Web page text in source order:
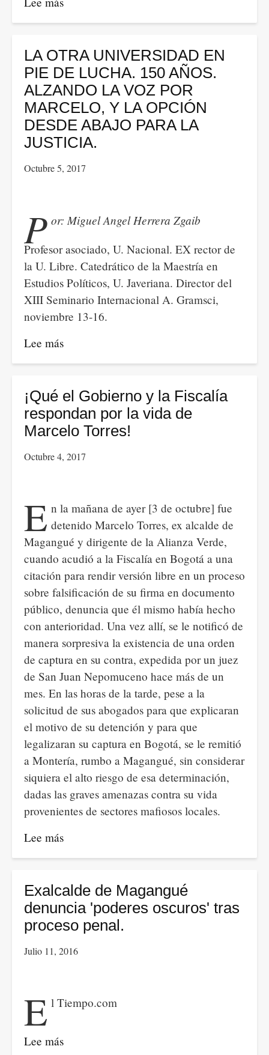
El
caso
de
la
detención
de
Marcelo
LA OTRA UNIVERSIDAD EN
PIE DE LUCHA. 150 AÑOS.
ALZANDO LA VOZ POR
MARCELO, Y LA OPCIÓN
DESDE ABAJO PARA LA
JUSTICIA.
Octubre 5, 2017
P or: Miguel Angel Herrera Zgaib
Profesor asociado, U. Nacional. EX rector de
la U. Libre. Catedrático de la Maestría en
Estudios Políticos, U. Javeriana. Director del
XIII Seminario Internacional A. Gramsci,
noviembre 13-16.
Lee más
LA
UNIVERSIDAD
EN
PIE
LUCHA.
ALZANDO
LA
VOZ
POR
MARCELO,
Y
LA
OPCIÓN
DESDE
ABAJO
PARA
LA
JUSTICIA.
¡Qué el Gobierno y la Fiscalía
respondan por la vida de
Marcelo Torres!
Octubre 4, 2017
E n la mañana de ayer [3 de octubre] fue
detenido Marcelo Torres, ex alcalde de
Magangué y dirigente de la Alianza Verde,
cuando acudió a la Fiscalía en Bogotá a una
citación para rendir versión libre en un proceso
sobre falsificación de su firma en documento
público, denuncia que él mismo había hecho
con anterioridad. Una vez allí, se le notificó de
manera sorpresiva la existencia de una orden
de captura en su contra, expedida por un juez
de San Juan Nepomuceno hace más de un
mes. En las horas de la tarde, pese a la
solicitud de sus abogados para que explicaran
el motivo de su detención y para que
legalizaran su captura en Bogotá, se le remitió
a Montería, rumbo a Magangué, sin considerar
siquiera el alto riesgo de esa determinación,
dadas las graves amenazas contra su vida
provenientes de sectores mafiosos locales.
Lee más
¡Qué
Gobierno
y
la
Fiscalía
respondan
vida
Exalcalde de Magangué
denuncia 'poderes oscuros' tras
proceso penal.
Julio 11, 2016
E l Tiempo.com
Lee más